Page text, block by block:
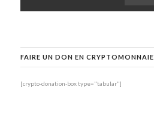
FAIRE UN DON EN CRYPTOMONNAIE
[crypto-donation-box type="tabular"]